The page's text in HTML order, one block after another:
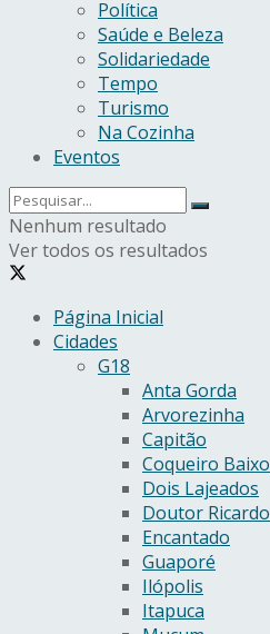
Política
Saúde e Beleza
Solidariedade
Tempo
Turismo
Na Cozinha
Eventos
Nenhum resultado
Ver todos os resultados
Página Inicial
Cidades
G18
Anta Gorda
Arvorezinha
Capitão
Coqueiro Baixo
Dois Lajeados
Doutor Ricardo
Encantado
Guaporé
Ilópolis
Itapuca